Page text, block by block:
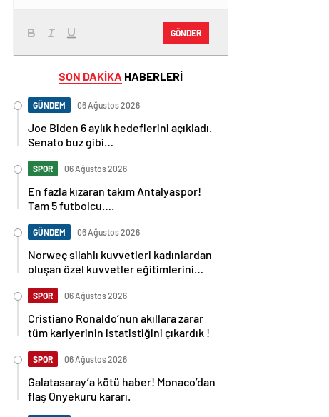
GÖNDER
SON DAKİKA HABERLERİ
GÜNDEM 06 Ağustos 2026
Joe Biden 6 aylık hedeflerini açıkladı.
Senato buz gibi…
SPOR 06 Ağustos 2026
En fazla kızaran takım Antalyaspor!
Tam 5 futbolcu….
GÜNDEM 06 Ağustos 2026
Norweç silahlı kuvvetleri kadınlardan
oluşan özel kuvvetler eğitimlerini
SPOR 06 Ağustos 2026
Cristiano Ronaldo’nun akıllara zarar
tüm kariyerinin istatistiğini çıkardık !
SPOR 06 Ağustos 2026
Galatasaray’a kötü haber! Monaco’dan
flaş Onyekuru kararı.